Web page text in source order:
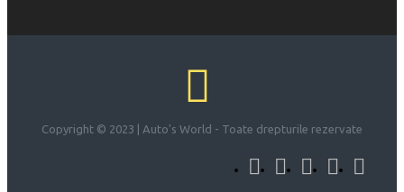
Copyright © 2023 | Auto's World - Toate drepturile rezervate